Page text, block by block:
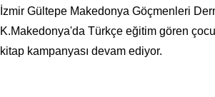
İzmir Gültepe Makedonya Göçmenleri
K.Makedonya'da Türkçe eğitim gören
kitap kampanyası devam ediyor.